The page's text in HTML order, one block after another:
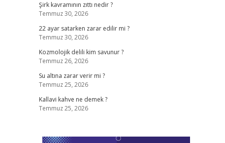
Şirk kavramının zıttı nedir ?
Temmuz 30, 2026
22 ayar satarken zarar edilir mi ?
Temmuz 30, 2026
Kozmolojik delili kim savunur ?
Temmuz 26, 2026
Su altına zarar verir mi ?
Temmuz 25, 2026
Kallavi kahve ne demek ?
Temmuz 25, 2026